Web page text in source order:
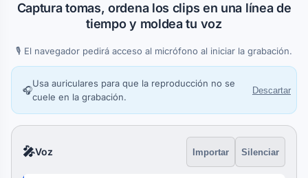
Captura tomas, ordena los clips en una línea de
tiempo y moldea tu voz
🎙️ El navegador pedirá acceso al micrófono al iniciar la grabación.
🎧
Usa auriculares para que la reproducción no se
cuele en la grabación.
Descartar
🎤Voz Importar Silenciar